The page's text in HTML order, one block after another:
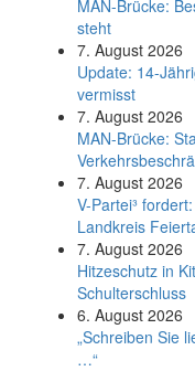
MAN-Brücke:
steht
7. August 2026
Update: 14-
vermisst
7. August 2026
MAN-Brücke:
7. August 2026
V-Partei­³
Land­kreis
7. August 2026
Hitzeschutz in
Schulterschluss
6. August 2026
„Schreiben Sie
…“